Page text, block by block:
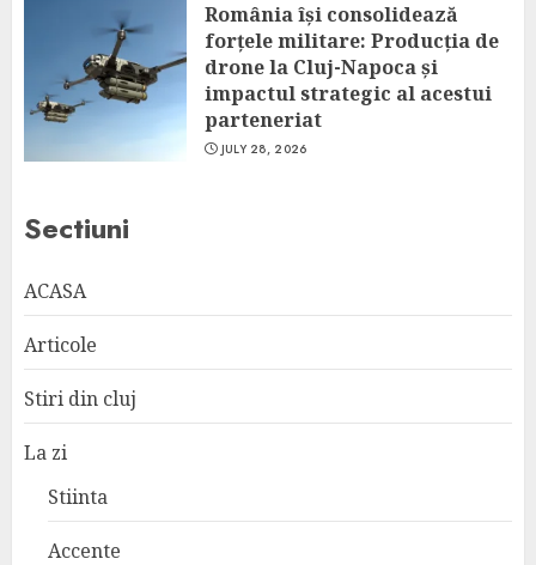
România își consolidează
forțele militare: Producția de
drone la Cluj-Napoca și
impactul strategic al acestui
parteneriat
JULY 28, 2026
Sectiuni
ACASA
Articole
Stiri din cluj
La zi
Stiinta
Accente